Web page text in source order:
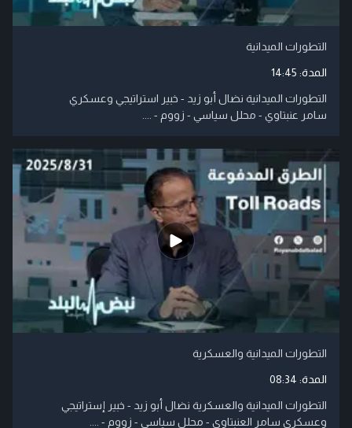
التطورات الميدانية
المدة: 14:45
التطورات الميدانية نضال أبو زيد - خبير استراتيجي وعسكري
سامر عنبتاوي - محلل سياسي - زووم - ....
التطورات الميدانية والعسكرية
المدة: 08:34
التطورات الميدانية والعسكرية نضال أبو زيد - خبير إستراتيجي
وعسكري سامر العنبتاوي - محلل سياسي - زووم - ....